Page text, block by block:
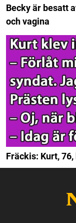
Becky är besatt
och vagina
Fräckis: Kurt,